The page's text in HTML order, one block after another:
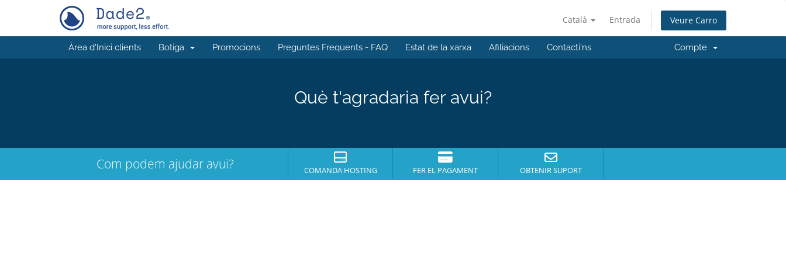
Català Entrada Veure Carro
Àrea d'Inici clients Botiga Promocions Preguntes Freqüents - FAQ Estat de la xarxa Afiliacions Contacti'ns Compte
Què t'agradaria fer avui?
Com podem ajudar avui? COMANDA HOSTING FER EL PAGAMENT OBTENIR SUPORT